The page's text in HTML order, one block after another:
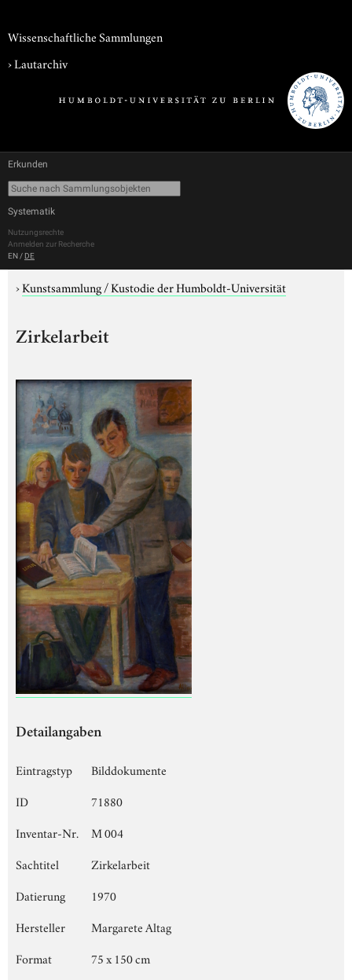
Wissenschaftliche Sammlungen
›Lautarchiv
Erkunden
Systematik
Nutzungsrechte
Anmelden zur Recherche
EN / DE
›Kunstsammlung / Kustodie der Humboldt-Universität
Zirkelarbeit
Detailangaben
Eintragstyp
Bilddokumente
ID
71880
Inventar-Nr.
M 004
Sachtitel
Zirkelarbeit
Datierung
1970
Hersteller
Margarete Altag
Format
75 x 150 cm